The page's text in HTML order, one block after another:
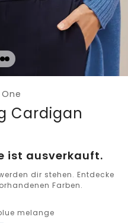
Cardigan
ist ausverkauft.
dir stehen. Entdecke
Farben.
melange